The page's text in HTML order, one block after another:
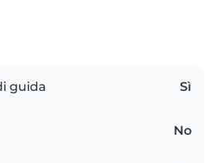
guida Sì
No